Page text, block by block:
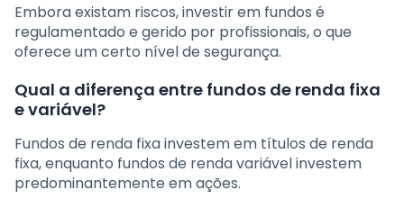
Embora existam riscos, investir em fundos é
regulamentado e gerido por profissionais, o que
oferece um certo nível de segurança.
Qual a diferença entre fundos de renda fixa
e variável?
Fundos de renda fixa investem em títulos de renda
fixa, enquanto fundos de renda variável investem
predominantemente em ações.